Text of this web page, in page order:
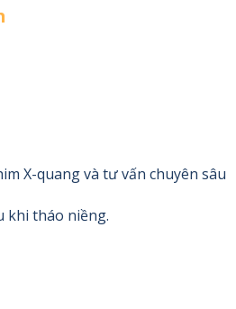
X-quang và tư vấn chuyên sâu
khi tháo niềng.